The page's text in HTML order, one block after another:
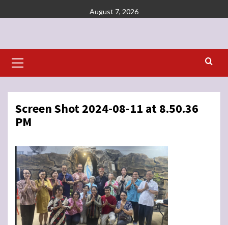
to
August 7, 2026
Menu
Screen Shot 2024-08-11 at 8.50.36
PM